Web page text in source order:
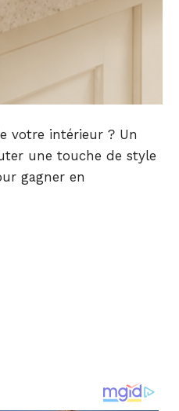
votre intérieur ? Un
une touche de style
gagner en